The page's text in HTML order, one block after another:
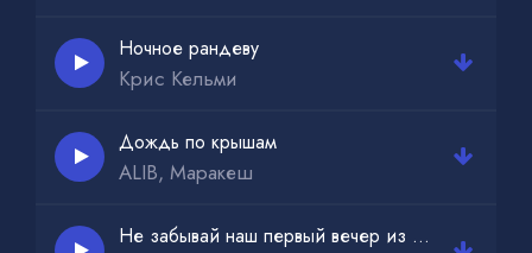
Ночное рандеву
Крис Кельми
Дождь по крышам
ALIB, Маракеш
Не забывай наш первый вечер из сериала слово пацана